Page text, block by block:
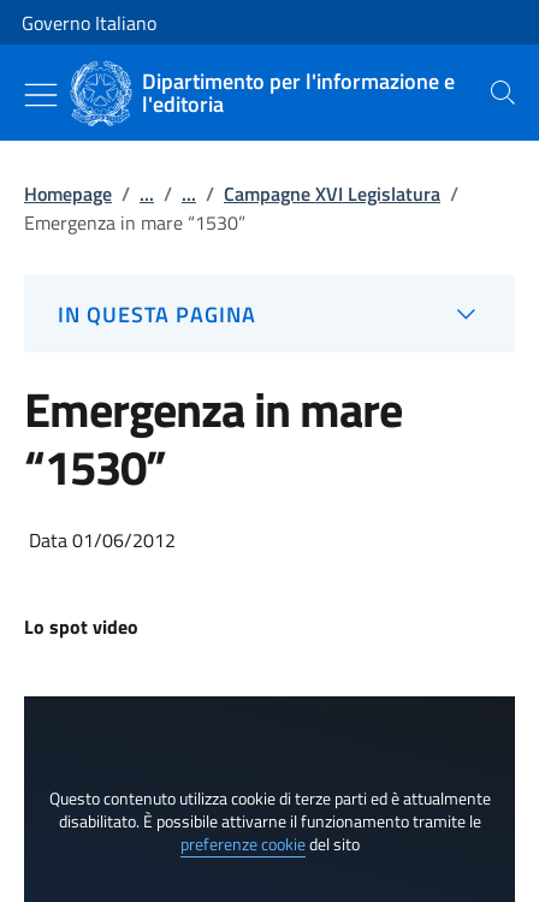
Vai al contenuto
Vai alla navigazione del sito
Governo Italiano
Dipartimento per l'informazione e
l'editoria Cerca
Homepage / ... / ... / Campagne XVI Legislatura /
Emergenza in mare “1530”
IN QUESTA PAGINA
Emergenza in mare
“1530”
Data 01/06/2012
Lo spot video
Questo contenuto utilizza cookie di terze parti ed è attualmente
disabilitato. È possibile attivarne il funzionamento tramite le
preferenze cookiedel sito